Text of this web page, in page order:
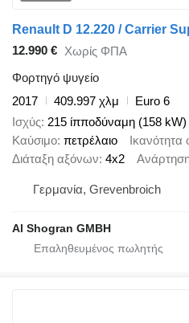
Renault D 12.220 / Carrier
12.990 € Χωρίς ΦΠΑ
Φορτηγό ψυγείο
2017
409.997 χλμ
Euro 6
Ισχύς 215 ίπποδύναμη (158 kW)
Καύσιμο πετρέλαιο Ικανότητα
Διάταξη αξόνων 4x2
Γερμανία, Grevenbroich
Al Shogran GMBH